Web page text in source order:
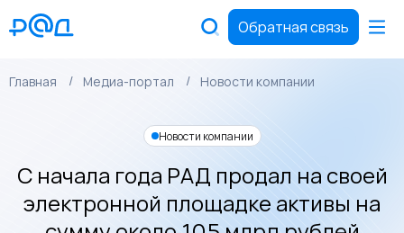
Обратная связь
Главная Медиа-портал Новости компании
Новости компании
С начала года РАД продал на своей
электронной площадке активы на